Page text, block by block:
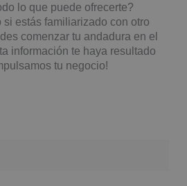
lo que puede ofrecerte?
si estás familiarizado con otro
comenzar tu andadura en el
información te haya resultado
tu negocio!